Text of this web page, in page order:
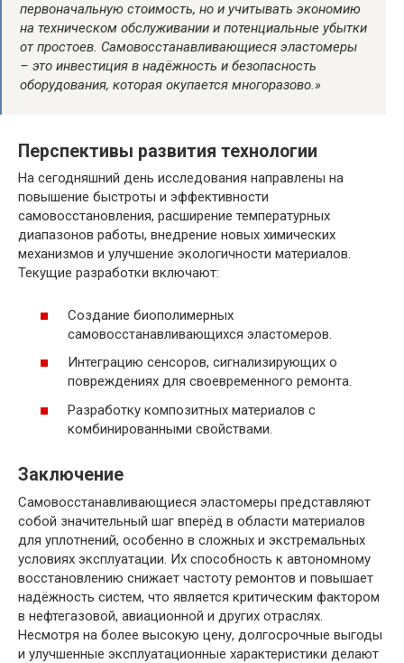
первоначальную стоимость, но и учитывать экономию
на техническом обслуживании и потенциальные убытки
от простоев. Самовосстанавливающиеся эластомеры
– это инвестиция в надёжность и безопасность
оборудования, которая окупается многоразово.»
Перспективы развития технологии
На сегодняшний день исследования направлены на
повышение быстроты и эффективности
самовосстановления, расширение температурных
диапазонов работы, внедрение новых химических
механизмов и улучшение экологичности материалов.
Текущие разработки включают:
Создание биополимерных
самовосстанавливающихся эластомеров.
Интеграцию сенсоров, сигнализирующих о
повреждениях для своевременного ремонта.
Разработку композитных материалов с
комбинированными свойствами.
Заключение
Самовосстанавливающиеся эластомеры представляют
собой значительный шаг вперёд в области материалов
для уплотнений, особенно в сложных и экстремальных
условиях эксплуатации. Их способность к автономному
восстановлению снижает частоту ремонтов и повышает
надёжность систем, что является критическим фактором
в нефтегазовой, авиационной и других отраслях.
Несмотря на более высокую цену, долгосрочные выгоды
и улучшенные эксплуатационные характеристики делают